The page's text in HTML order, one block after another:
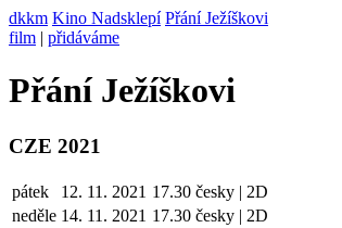
dkkm Kino Nadsklepí Přání Ježíškovi
film | přidáváme
Přání Ježíškovi
CZE 2021
pátek 12. 11. 2021 17.30 česky | 2D
neděle 14. 11. 2021 17.30 česky | 2D